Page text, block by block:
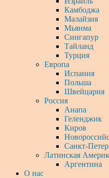
Камбоджа
Малайзия
Мьянма
Сингапур
Тайланд
Турция
Европа
Испания
Польша
Швейцария
Россия
Анапа
Геленджик
Киров
Санкт-
Латинская
Аргентина
О нас